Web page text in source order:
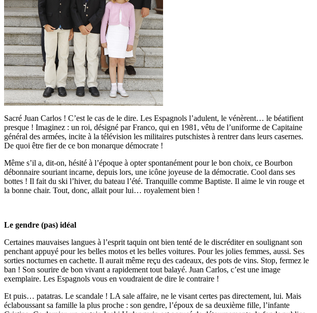
Sacré Juan Carlos ! C’est le cas de le dire. Les Espagnols l’adulent, le vénèrent… le béatifient
presque ! Imaginez : un roi, désigné par Franco, qui en 1981, vêtu de l’uniforme de Capitaine
général des armées, incite à la télévision les militaires putschistes à rentrer dans leurs casernes.
De quoi être fier de ce bon monarque démocrate !
Même s’il a, dit-on, hésité à l’époque à opter spontanément pour le bon choix, ce Bourbon
débonnaire souriant incarne, depuis lors, une icône joyeuse de la démocratie. Cool dans ses
bottes ! Il fait du ski l’hiver, du bateau l’été. Tranquille comme Baptiste. Il aime le vin rouge et
la bonne chair. Tout, donc, allait pour lui… royalement bien !
Le gendre (pas) idéal
Certaines mauvaises langues à l’esprit taquin ont bien tenté de le discréditer en soulignant son
penchant appuyé pour les belles motos et les belles voitures. Pour les jolies femmes, aussi. Ses
sorties nocturnes en cachette. Il aurait même reçu des cadeaux, des pots de vins. Stop, fermez le
ban ! Son sourire de bon vivant a rapidement tout balayé. Juan Carlos, c’est une image
exemplaire. Les Espagnols vous en voudraient de dire le contraire !
Et puis… patatras. Le scandale ! LA sale affaire, ne le visant certes pas directement, lui. Mais
éclaboussant sa famille la plus proche : son gendre, l’époux de sa deuxième fille, l’infante